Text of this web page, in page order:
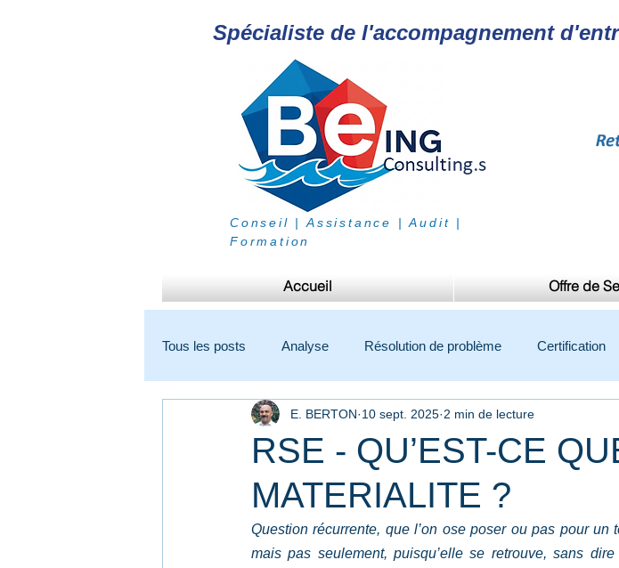
Spécialiste de l'accompagnement
Conseil | Assistance | Audit |
Formation
Accueil Offre de
Tous les posts Analyse Résolution de problème Certification
Management Normes Organisation Qualité
Risques Psycho Sociaux Responsabilité Sociétale
ISO 50001:2018 RSE Développement Durable S&ST -
RSE - QU’EST-CE
MATERIALITE ?
E. BERTON 10 sept. 2025 2 min de lecture
Question récurrente, que l’on ose poser ou pas pour
mais pas seulement, puisqu’elle se retrouve, sans